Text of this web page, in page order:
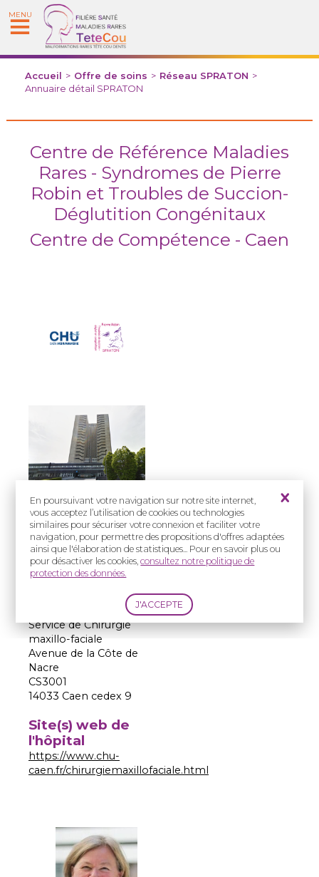
En poursuivant votre navigation sur notre site internet,
vous acceptez l’utilisation de cookies ou technologies
similaires pour sécuriser votre connexion et faciliter votre
navigation, pour permettre des propositions d'offres adaptées
ainsi que l'élaboration de statistiques... Pour en savoir plus ou
pour désactiver les cookies,consultez notre politique de
protection des données.
MENU
Accueil > Offre de soins > Réseau SPRATON >
Annuaire détail SPRATON
Centre de Référence Maladies
Rares - Syndromes de Pierre
Robin et Troubles de Succion-
Déglutition Congénitaux
Centre de Compétence - Caen
Prise en charge
:
Enfants et Adultes
Adresse(s) :
CHU de Caen - Hôpital
Service de Chirurgie
maxillo-faciale
Avenue de la Côte de
Nacre
CS3001
14033 Caen cedex 9
Site(s) web de
l'hôpital
https://www.chu-
caen.fr/chirurgiemaxillofaciale.html